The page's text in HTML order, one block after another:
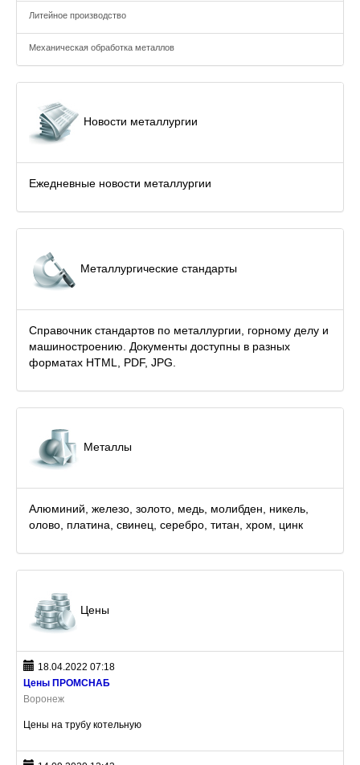
Литейное производство
Механическая обработка металлов
Новости металлургии
Ежедневные новости металлургии
Металлургические стандарты
Справочник стандартов по металлургии, горному делу и
машиностроению. Документы доступны в разных
форматах HTML, PDF, JPG.
Металлы
Алюминий, железо, золото, медь, молибден, никель,
олово, платина, свинец, серебро, титан, хром, цинк
Цены
18.04.2022 07:18
Цены ПРОМСНАБ
Воронеж
Цены на трубу котельную